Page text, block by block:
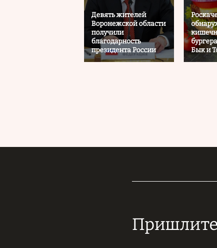
Девять жителей
Воронежской области
получили
благодарность
президента России
Бык и
Пришлите